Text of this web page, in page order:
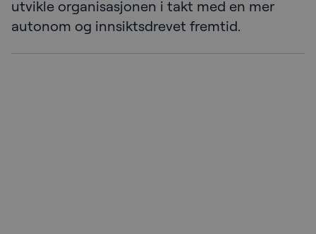
utvikle organisasjonen i takt med en mer
autonom og innsiktsdrevet fremtid.